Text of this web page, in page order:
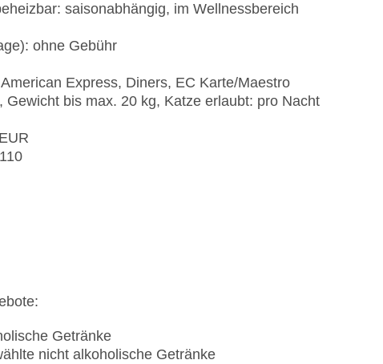
saisonabhängig, im Wellnessbereich
ohne Gebühr
Express, Diners, EC Karte/Maestro
bis max. 20 kg, Katze erlaubt: pro Nacht
Getränke
nicht alkoholische Getränke